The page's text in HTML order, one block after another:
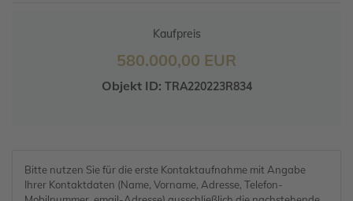
Kaufpreis
580.000,00 EUR
Objekt ID: TRA220223R834